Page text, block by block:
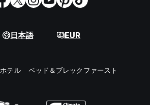
日本語 EUR
ホテル ベッド＆ブレックファースト